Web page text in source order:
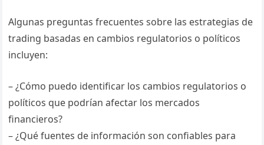
Algunas preguntas frecuentes sobre las estrategias de
trading basadas en cambios regulatorios o políticos
incluyen:
– ¿Cómo puedo identificar los cambios regulatorios o
políticos que podrían afectar los mercados
financieros?
– ¿Qué fuentes de información son confiables para